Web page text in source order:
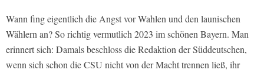
Wann fing eigentlich die Angst vor Wahlen und den launischen
Wählern an? So richtig vermutlich 2023 im schönen Bayern. Man
erinnert sich: Damals beschloss die Redaktion der Süddeutschen,
wenn sich schon die CSU nicht von der Macht trennen ließ, ihr